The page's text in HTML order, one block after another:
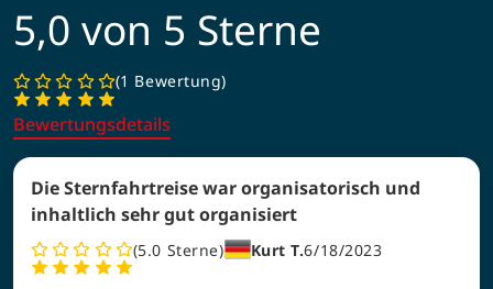
5,0 von 5 Sterne
1 Bewertung
Bewertungsdetails
Die Sternfahrtreise war organisatorisch und
inhaltlich sehr gut organisiert
5.0 Sterne Kurt T.6/18/2023